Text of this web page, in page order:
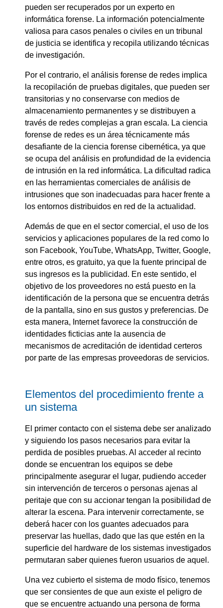
pueden ser recuperados por un experto en
informática forense. La información potencialmente
valiosa para casos penales o civiles en un tribunal
de justicia se identifica y recopila utilizando técnicas
de investigación.
Por el contrario, el análisis forense de redes implica
la recopilación de pruebas digitales, que pueden ser
transitorias y no conservarse con medios de
almacenamiento permanentes y se distribuyen a
través de redes complejas a gran escala. La ciencia
forense de redes es un área técnicamente más
desafiante de la ciencia forense cibernética, ya que
se ocupa del análisis en profundidad de la evidencia
de intrusión en la red informática. La dificultad radica
en las herramientas comerciales de análisis de
intrusiones que son inadecuadas para hacer frente a
los entornos distribuidos en red de la actualidad.
Además de que en el sector comercial, el uso de los
servicios y aplicaciones populares de la red como lo
son Facebook, YouTube, WhatsApp, Twitter, Google,
entre otros, es gratuito, ya que la fuente principal de
sus ingresos es la publicidad. En este sentido, el
objetivo de los proveedores no está puesto en la
identificación de la persona que se encuentra detrás
de la pantalla, sino en sus gustos y preferencias. De
esta manera, Internet favorece la construcción de
identidades ficticias ante la ausencia de
mecanismos de acreditación de identidad certeros
por parte de las empresas proveedoras de servicios.
Elementos del procedimiento frente a
un sistema
El primer contacto con el sistema debe ser analizado
y siguiendo los pasos necesarios para evitar la
perdida de posibles pruebas. Al acceder al recinto
donde se encuentran los equipos se debe
principalmente asegurar el lugar, pudiendo acceder
sin intervención de terceros o personas ajenas al
peritaje que con su accionar tengan la posibilidad de
alterar la escena. Para intervenir correctamente, se
deberá hacer con los guantes adecuados para
preservar las huellas, dado que las que estén en la
superficie del hardware de los sistemas investigados
permutaran saber quienes fueron usuarios de aquel.
Una vez cubierto el sistema de modo físico, tenemos
que ser consientes de que aun existe el peligro de
que se encuentre actuando una persona de forma